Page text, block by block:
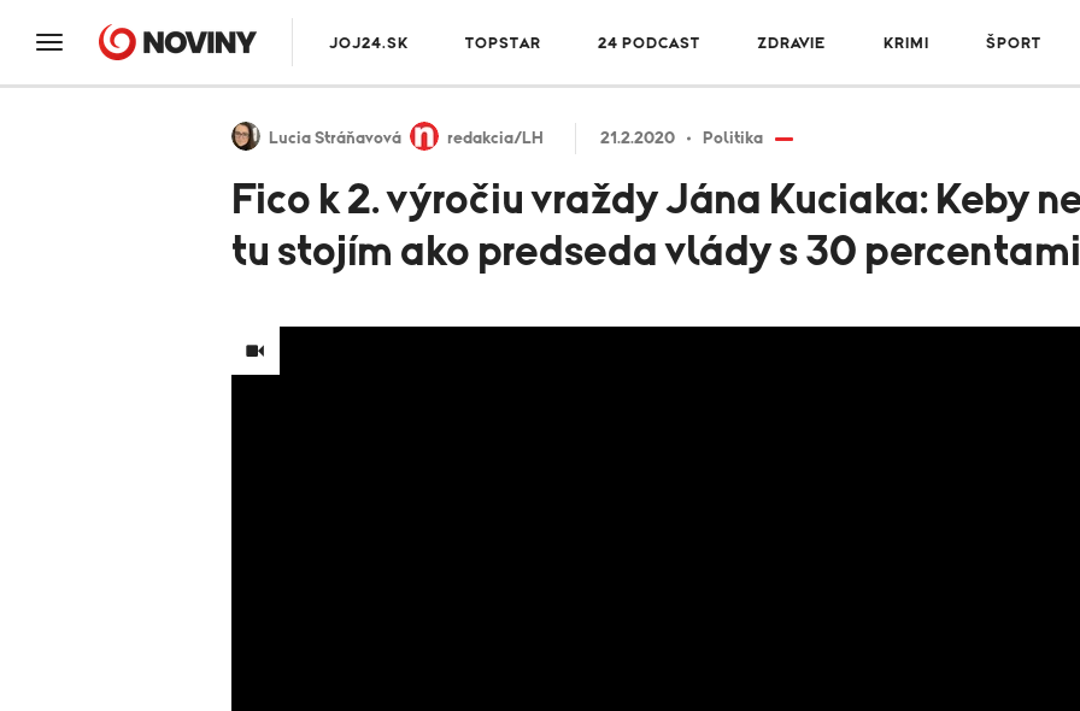
JOJ24.SK TOPSTAR 24 PODCAST ZDRAVIE KRIMI ŠPORT
Lucia Stráňavová redakcia/LH 21.2.2020 Politika
Fico k 2. výročiu vraždy Jána Kuciaka: Keby
tu stojím ako predseda vlády s 30